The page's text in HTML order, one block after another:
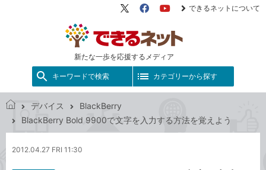
新たな一歩を応援するメディア
X（旧
FacebookYouTube
できるネットについて
キーワードで検索 カテゴリーから探す
で
ネ
デバイス
BlackBerry
BlackBerry Bold 9900で文字を入力する方法を覚えよう
2012.04.27 FRI 11:30